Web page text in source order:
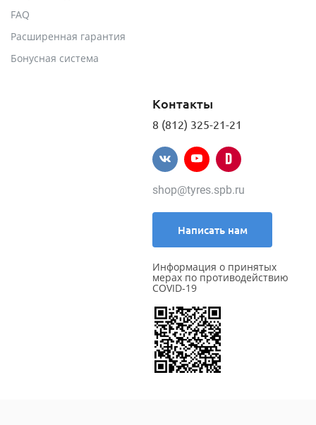
FAQ
Расширенная гарантия
Бонусная система
Контакты
8 (812) 325-21-21
shop@tyres.spb.ru
Написать нам
Информация о принятых
мерах по противодействию
COVID-19